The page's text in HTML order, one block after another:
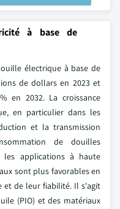
à base de
électrique à base de
de dollars en 2023 et
en 2032. La croissance
en particulier dans les
et la transmission
de douilles
les applications à haute
sont plus favorables en
et de leur fiabilité. Il s'agit
(PIO) et des matériaux